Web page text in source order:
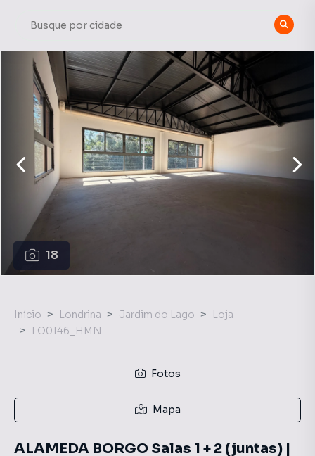
18
Início Londrina Jardim do Lago
Loja
LO0146_HMN
Fotos
Mapa
ALAMEDA BORGO Salas 1 + 2 (juntas) |